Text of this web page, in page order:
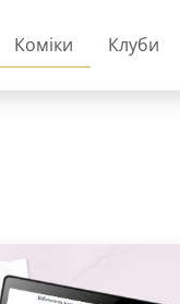
Коміки Клуби